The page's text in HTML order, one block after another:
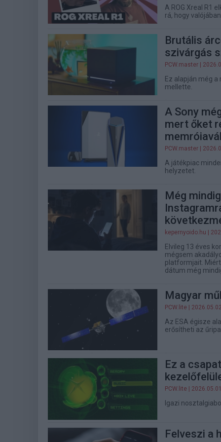
A ROG Xreal R1
rá, hogy
Brutális
szivárgás
PCW.master |
Ez alapján még
mellette.
A Sony
mert őket
PCW.master |
A játékpiac
helyzetet.
Még
kepernyoido.hu |
Elvileg 13 éves
mégsem
platformjait.
dátum még
Magyar
PCW.lite |
Az ESA égisze
erősítheti az
Ez a
PCW.lite |
Igazi
Felveszi a